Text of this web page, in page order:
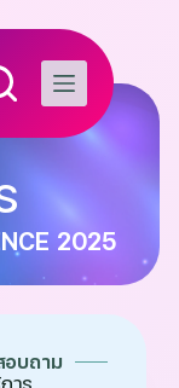
2025
บถาม